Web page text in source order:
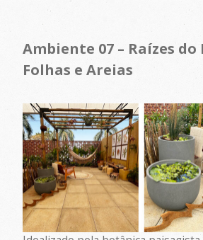
Ambiente 07 – Raízes
Folhas e Areias